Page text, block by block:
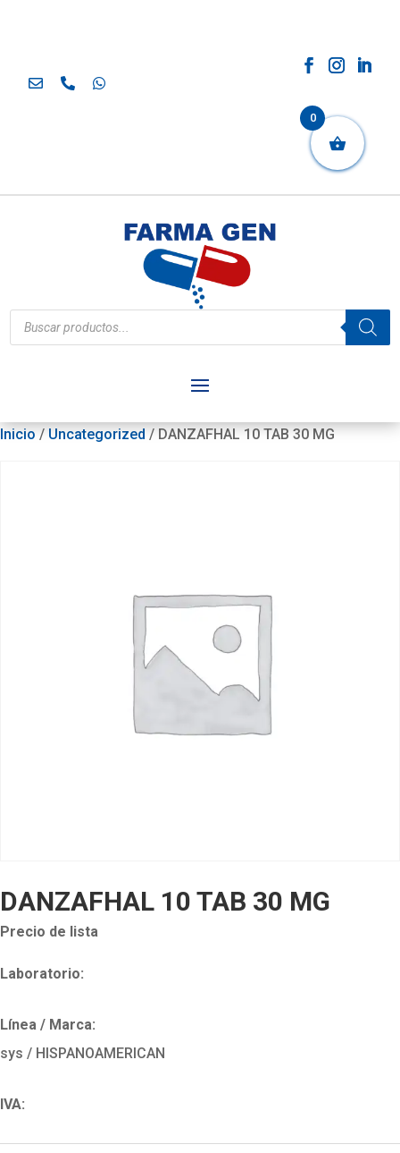
Búsqueda
de
productos
Inicio / Uncategorized / DANZAFHAL 10 TAB 30 MG
DANZAFHAL 10 TAB 30 MG
Precio de lista
Laboratorio:
Línea / Marca:
sys / HISPANOAMERICAN
IVA:
0